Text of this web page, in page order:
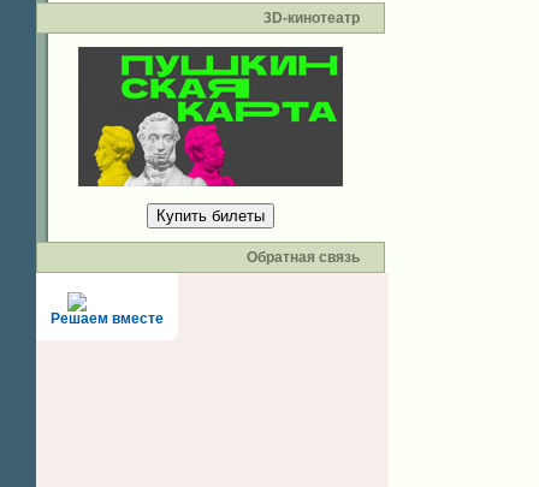
3D-кинотеатр
Купить билеты
Обратная связь
Решаем вместе